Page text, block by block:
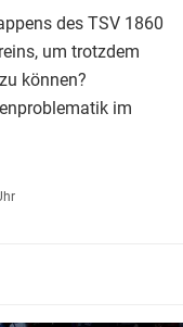
des TSV 1860
um trotzdem
können?
im